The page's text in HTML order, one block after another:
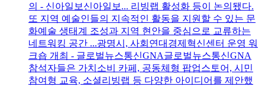
의 - 신아일보신아일보... 리빙랩 활성화 등이 논의됐다.
또 지역 예술인들의 지속적인 활동을 지원할 수 있는 문
화예술 생태계 조성과 지역 현안을 중심으로 교류하는
네트워킹 공간 ...광명시, 사회연대경제혁신센터 운영 워
크숍 개최 - 글로벌뉴스통신GNA글로벌뉴스통신GNA
참석자들은 가치소비 카페, 공동체형 팝업스토어, 시민
참여형 교육, 소셜리빙랩 등 다양한 아이디어를 제안했